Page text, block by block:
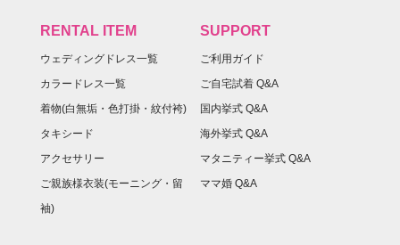
RENTAL ITEM
ウェディングドレス一覧
カラードレス一覧
着物(白無垢・色打掛・紋付袴)
タキシード
アクセサリー
ご親族様衣装(モーニング・留
袖)
SUPPORT
ご利用ガイド
ご自宅試着 Q&A
国内挙式 Q&A
海外挙式 Q&A
マタニティー挙式 Q&A
ママ婚 Q&A